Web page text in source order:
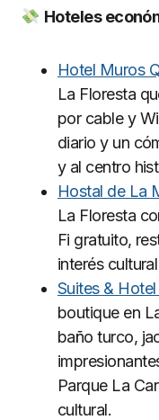
Hoteles econó
Hotel Muros
La Floresta
por cable y
diario y un
y al centro
Hostal de La
La Floresta
Fi gratuito,
interés
Suites &
boutique en
baño turco,
Parque La
cultural.